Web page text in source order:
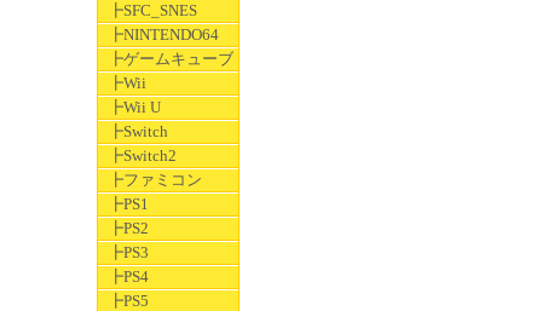
┣SFC_SNES
┣NINTENDO64
┣ゲームキューブ
┣Wii
┣Wii U
┣Switch
┣Switch2
┣ファミコン
┣PS1
┣PS2
┣PS3
┣PS4
┣PS5